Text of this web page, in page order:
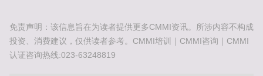
免责声明：该信息旨在为读者提供更多CMMI资讯。所涉内容不构成
投资、消费建议，仅供读者参考。CMMI培训｜CMMI咨询｜CMMI
认证咨询热线:023-63248819